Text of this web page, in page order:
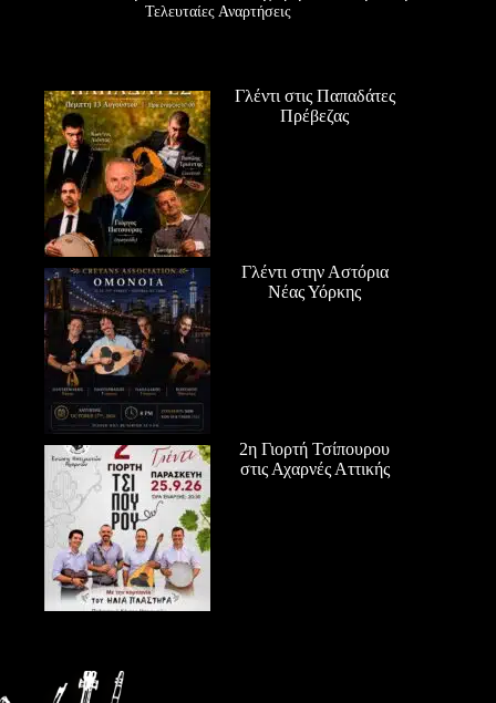
Τελευταίες Αναρτήσεις
Γλέντι στις Παπαδάτες
Πρέβεζας
Γλέντι στην Αστόρια
Νέας Υόρκης
2η Γιορτή Τσίπουρου
στις Αχαρνές Αττικής